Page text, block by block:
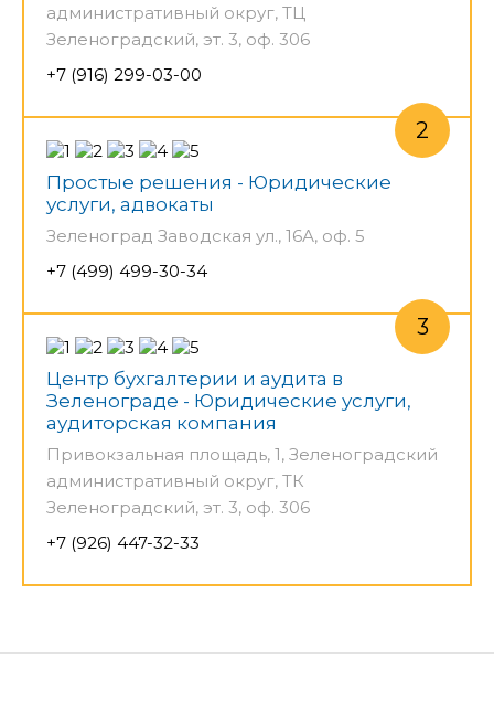
административный округ, ТЦ
Зеленоградский, эт. 3, оф. 306
+7 (916) 299-03-00
Простые решения - Юридические
услуги, адвокаты
Зеленоград Заводская ул., 16А, оф. 5
+7 (499) 499-30-34
Центр бухгалтерии и аудита в
Зеленограде - Юридические услуги,
аудиторская компания
Привокзальная площадь, 1, Зеленоградский
административный округ, ТК
Зеленоградский, эт. 3, оф. 306
+7 (926) 447-32-33